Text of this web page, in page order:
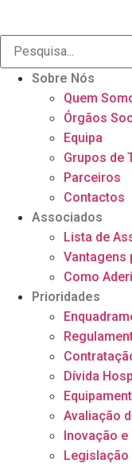
Sobre Nós
Quem
Órgãos
Equipa
Grupos de
Parceiros
Contactos
Associados
Lista de
Vantagens
Como
Prioridades
Dívida
Avaliação
Inovação e
Legislação